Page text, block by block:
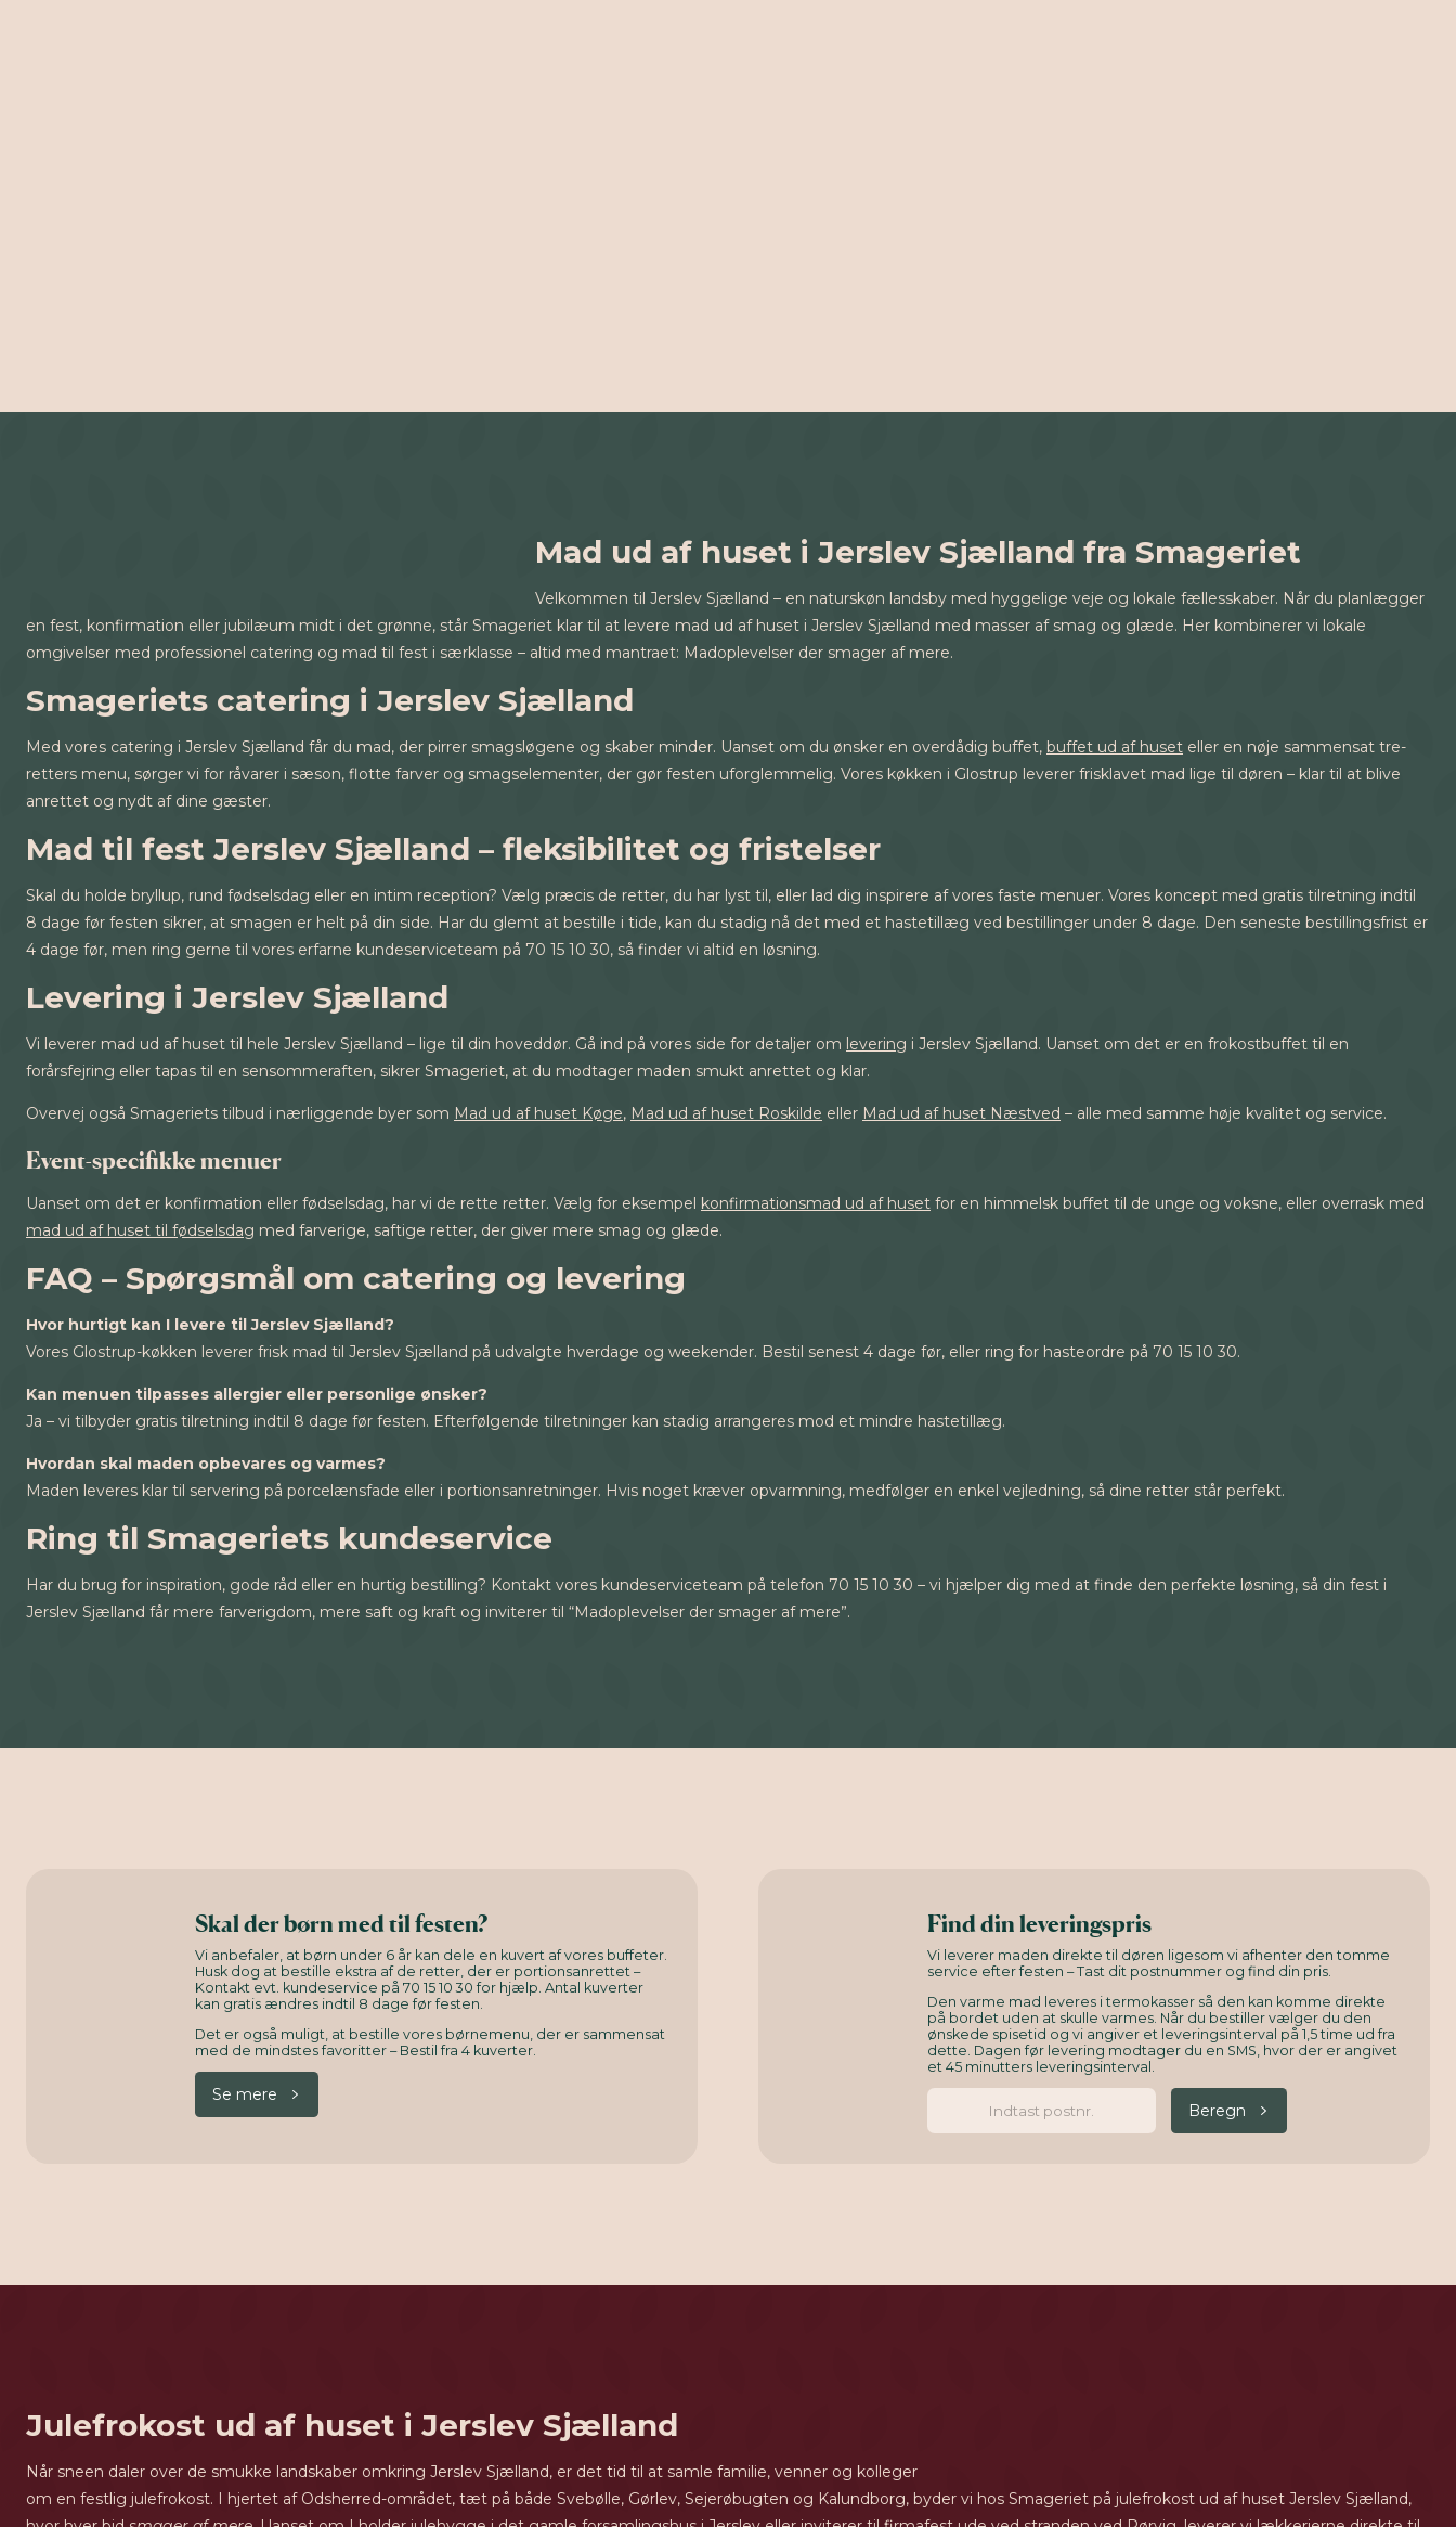
Mad ud af huset i Jerslev Sjælland fra Smageriet
Velkommen til Jerslev Sjælland – en naturskøn landsby med hyggelige veje og lokale fællesskaber. Når du planlægger
en fest, konfirmation eller jubilæum midt i det grønne, står Smageriet klar til at levere mad ud af huset i Jerslev Sjælland med masser af smag og glæde. Her kombinerer vi lokale
omgivelser med professionel catering og mad til fest i særklasse – altid med mantraet: Madoplevelser der smager af mere.
Smageriets catering i Jerslev Sjælland
Med vores catering i Jerslev Sjælland får du mad, der pirrer smagsløgene og skaber minder. Uanset om du ønsker en overdådig buffet, buffet ud af huset eller en nøje sammensat tre-
retters menu, sørger vi for råvarer i sæson, flotte farver og smagselementer, der gør festen uforglemmelig. Vores køkken i Glostrup leverer frisklavet mad lige til døren – klar til at blive
anrettet og nydt af dine gæster.
Mad til fest Jerslev Sjælland – fleksibilitet og fristelser
Skal du holde bryllup, rund fødselsdag eller en intim reception? Vælg præcis de retter, du har lyst til, eller lad dig inspirere af vores faste menuer. Vores koncept med gratis tilretning indtil
8 dage før festen sikrer, at smagen er helt på din side. Har du glemt at bestille i tide, kan du stadig nå det med et hastetillæg ved bestillinger under 8 dage. Den seneste bestillingsfrist er
4 dage før, men ring gerne til vores erfarne kundeserviceteam på 70 15 10 30, så finder vi altid en løsning.
Levering i Jerslev Sjælland
Vi leverer mad ud af huset til hele Jerslev Sjælland – lige til din hoveddør. Gå ind på vores side for detaljer om levering i Jerslev Sjælland. Uanset om det er en frokostbuffet til en
forårsfejring eller tapas til en sensommeraften, sikrer Smageriet, at du modtager maden smukt anrettet og klar.
Overvej også Smageriets tilbud i nærliggende byer som Mad ud af huset Køge, Mad ud af huset Roskilde eller Mad ud af huset Næstved – alle med samme høje kvalitet og service.
Event-specifikke menuer
Uanset om det er konfirmation eller fødselsdag, har vi de rette retter. Vælg for eksempel konfirmationsmad ud af huset for en himmelsk buffet til de unge og voksne, eller overrask med
mad ud af huset til fødselsdag med farverige, saftige retter, der giver mere smag og glæde.
FAQ – Spørgsmål om catering og levering
Hvor hurtigt kan I levere til Jerslev Sjælland?
Vores Glostrup-køkken leverer frisk mad til Jerslev Sjælland på udvalgte hverdage og weekender. Bestil senest 4 dage før, eller ring for hasteordre på 70 15 10 30.
Kan menuen tilpasses allergier eller personlige ønsker?
Ja – vi tilbyder gratis tilretning indtil 8 dage før festen. Efterfølgende tilretninger kan stadig arrangeres mod et mindre hastetillæg.
Hvordan skal maden opbevares og varmes?
Maden leveres klar til servering på porcelænsfade eller i portionsanretninger. Hvis noget kræver opvarmning, medfølger en enkel vejledning, så dine retter står perfekt.
Ring til Smageriets kundeservice
Har du brug for inspiration, gode råd eller en hurtig bestilling? Kontakt vores kundeserviceteam på telefon 70 15 10 30 – vi hjælper dig med at finde den perfekte løsning, så din fest i
Jerslev Sjælland får mere farverigdom, mere saft og kraft og inviterer til “Madoplevelser der smager af mere”.
Skal der børn med til festen?
Vi anbefaler, at børn under 6 år kan dele en kuvert af vores buffeter.
Husk dog at bestille ekstra af de retter, der er portionsanrettet –
Kontakt evt. kundeservice på 70 15 10 30 for hjælp. Antal kuverter
kan gratis ændres indtil 8 dage før festen.
Det er også muligt, at bestille vores børnemenu, der er sammensat
med de mindstes favoritter – Bestil fra 4 kuverter.
Se mere
Find din leveringspris
Vi leverer maden direkte til døren ligesom vi afhenter den tomme
service efter festen – Tast dit postnummer og find din pris.
Den varme mad leveres i termokasser så den kan komme direkte
på bordet uden at skulle varmes. Når du bestiller vælger du den
ønskede spisetid og vi angiver et leveringsinterval på 1,5 time ud fra
dette. Dagen før levering modtager du en SMS, hvor der er angivet
et 45 minutters leveringsinterval.
Beregn
Julefrokost ud af huset i Jerslev Sjælland
Når sneen daler over de smukke landskaber omkring Jerslev Sjælland, er det tid til at samle familie, venner og kolleger
om en festlig julefrokost. I hjertet af Odsherred-området, tæt på både Svebølle, Gørlev, Sejerøbugten og Kalundborg, byder vi hos Smageriet på julefrokost ud af huset Jerslev Sjælland,